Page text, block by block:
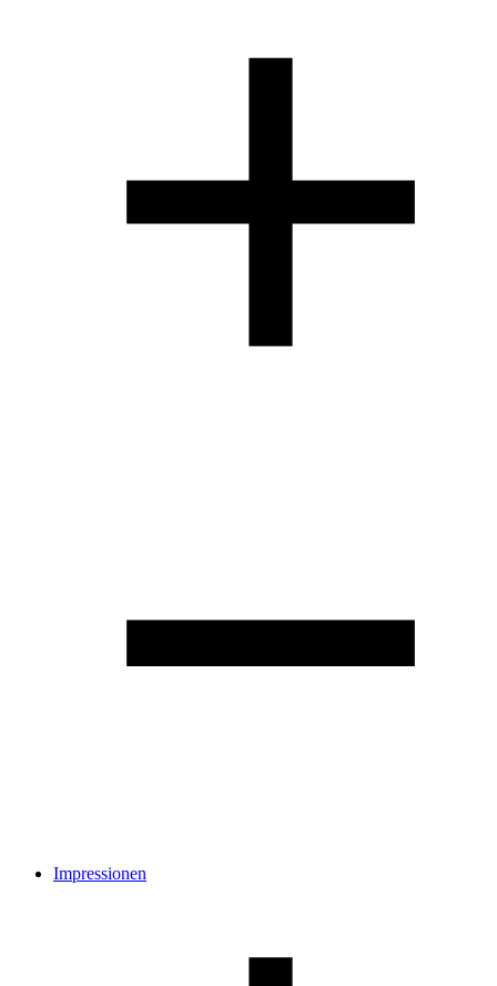
Impressionen